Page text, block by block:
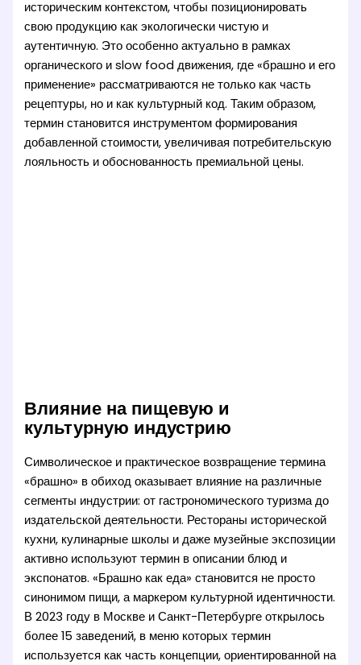
историческим контекстом, чтобы позиционировать
свою продукцию как экологически чистую и
аутентичную. Это особенно актуально в рамках
органического и slow food движения, где «брашно и его
применение» рассматриваются не только как часть
рецептуры, но и как культурный код. Таким образом,
термин становится инструментом формирования
добавленной стоимости, увеличивая потребительскую
лояльность и обоснованность премиальной цены.
Влияние на пищевую и
культурную индустрию
Символическое и практическое возвращение термина
«брашно» в обиход оказывает влияние на различные
сегменты индустрии: от гастрономического туризма до
издательской деятельности. Рестораны исторической
кухни, кулинарные школы и даже музейные экспозиции
активно используют термин в описании блюд и
экспонатов. «Брашно как еда» становится не просто
синонимом пищи, а маркером культурной идентичности.
В 2023 году в Москве и Санкт-Петербурге открылось
более 15 заведений, в меню которых термин
используется как часть концепции, ориентированной на